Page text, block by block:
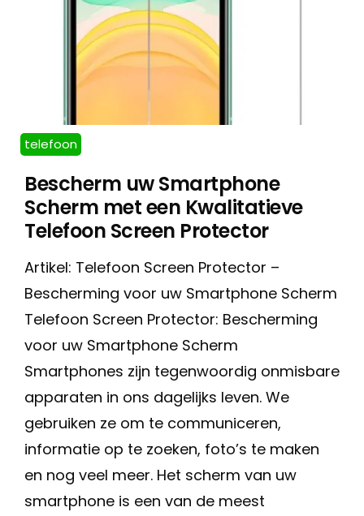
telefoon
Bescherm uw Smartphone
Scherm met een Kwalitatieve
Telefoon Screen Protector
Artikel: Telefoon Screen Protector –
Bescherming voor uw Smartphone Scherm
Telefoon Screen Protector: Bescherming
voor uw Smartphone Scherm
Smartphones zijn tegenwoordig onmisbare
apparaten in ons dagelijks leven. We
gebruiken ze om te communiceren,
informatie op te zoeken, foto’s te maken
en nog veel meer. Het scherm van uw
smartphone is een van de meest